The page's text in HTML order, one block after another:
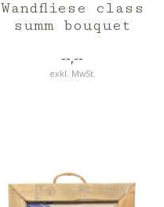
Wandfliese class
summ bouquet
--,--
exkl. MwSt.